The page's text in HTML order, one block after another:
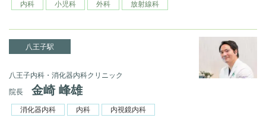
内科 小児科 外科 放射線科
八王子駅
八王子内科・消化器内科クリニック
院長
金崎 峰雄
消化器内科 内科 内視鏡内科